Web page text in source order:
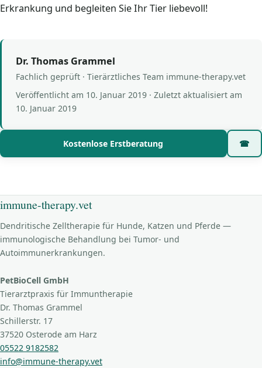
Erkrankung und begleiten Sie Ihr Tier liebevoll!
Dr. Thomas Grammel
Fachlich geprüft · Tierärztliches Team immune-therapy.vet
Veröffentlicht am 10. Januar 2019 · Zuletzt aktualisiert am
10. Januar 2019
Kostenlose Erstberatung ☎
immune-therapy.vet
Dendritische Zelltherapie für Hunde, Katzen und Pferde —
immunologische Behandlung bei Tumor- und
Autoimmunerkrankungen.
PetBioCell GmbH
Tierarztpraxis für Immuntherapie
Dr. Thomas Grammel
Schillerstr. 17
37520 Osterode am Harz
05522 9182582
info@immune-therapy.vet